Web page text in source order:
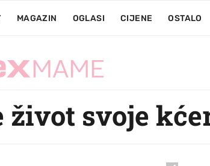
MAGAZIN OGLASI CIJENE OSTALO
život svoje